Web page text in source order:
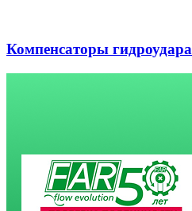
Компенсаторы гидроудара